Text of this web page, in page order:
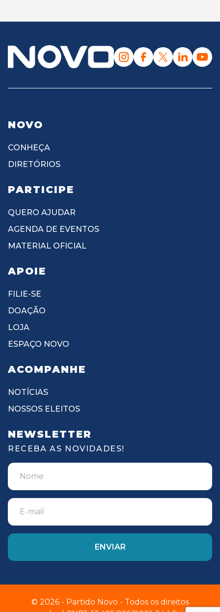
NOVO
CONHEÇA
DIRETÓRIOS
PARTICIPE
QUERO AJUDAR
AGENDA DE EVENTOS
MATERIAL OFICIAL
APOIE
FILIE-SE
DOAÇÃO
LOJA
ESPAÇO NOVO
ACOMPANHE
NOTÍCIAS
NOSSOS ELEITOS
NEWSLETTER
RECEBA AS NOVIDADES!
© 2026 - Partido Novo - Todos os direitos